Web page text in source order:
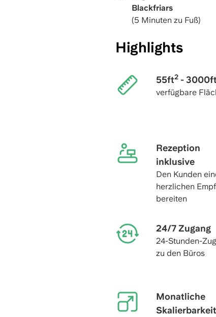
Blackfriars
(5 Minuten zu Fuß)
Highlights
55ft2- 3000ft
verfügbare
Rezeption
inklusive
Den Kunden
herzlichen
bereiten
24/7 Zugang
24-Stunden-
zu den Büros
Monatliche
Skalierbarkeit